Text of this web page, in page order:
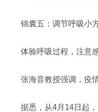
锦囊五：调节呼吸小
体验呼吸过程，注意
张海音教授强调，疫
据悉，从4月14日起